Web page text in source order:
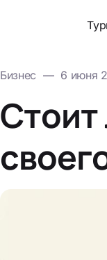
Бизнес — 6 июня
Стоит